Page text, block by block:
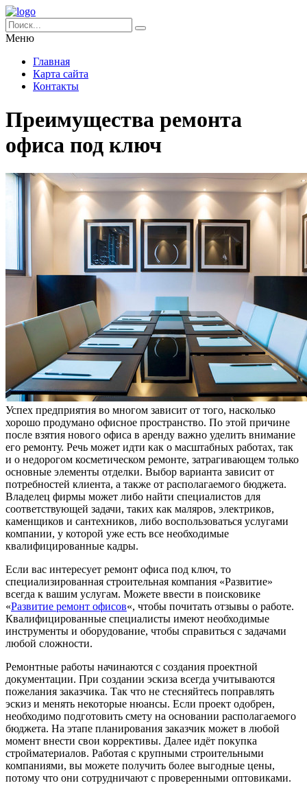
Меню
Главная
Карта сайта
Контакты
Преимущества ремонта
офиса под ключ
Успех предприятия во многом зависит от того, насколько
хорошо продумано офисное пространство. По этой причине
после взятия нового офиса в аренду важно уделить внимание
его ремонту. Речь может идти как о масштабных работах, так
и о недорогом косметическом ремонте, затрагивающем только
основные элементы отделки. Выбор варианта зависит от
потребностей клиента, а также от располагаемого бюджета.
Владелец фирмы может либо найти специалистов для
соответствующей задачи, таких как маляров, электриков,
каменщиков и сантехников, либо воспользоваться услугами
компании, у которой уже есть все необходимые
квалифицированные кадры.
Если вас интересует ремонт офиса под ключ, то
специализированная строительная компания «Развитие»
всегда к вашим услугам. Можете ввести в поисковике
«Развитие ремонт офисов«, чтобы почитать отзывы о работе.
Квалифицированные специалисты имеют необходимые
инструменты и оборудование, чтобы справиться с задачами
любой сложности.
Ремонтные работы начинаются с создания проектной
документации. При создании эскиза всегда учитываются
пожелания заказчика. Так что не стесняйтесь поправлять
эскиз и менять некоторые нюансы. Если проект одобрен,
необходимо подготовить смету на основании располагаемого
бюджета. На этапе планирования заказчик может в любой
момент внести свои коррективы. Далее идёт покупка
стройматериалов. Работая с крупными строительными
компаниями, вы можете получить более выгодные цены,
потому что они сотрудничают с проверенными оптовиками.